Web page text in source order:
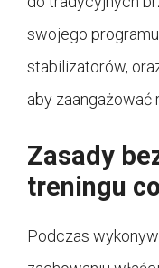
swojego
stabilizatorów,
aby zaangażować
Zasady
treningu
Podczas